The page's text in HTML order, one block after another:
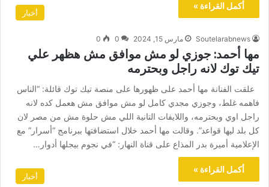
أكمل القراءة »
أخبار
Soutelarabnews مارس 15, 2024 0
0
مها أحمد: جوزي لو مش موافق مش هظهر علي
تيك توك لانه راجل وبحترمه
علقت الفنانة مها أحمد على ظهورها على منصة تيك توك قائلة: “الناس
فاهمه غلط، وجوزي مجدي كامل لو مش موافق مش هعمل كده لانه
راجل اوي وبحترمه، واللايفات التانية اللي مش حلوة مش من مصر لان
كل بلد ليها قواعد”. وقالت مها أحمد خلال استضافتها ببرنامج “أسرار” مع
الإعلامية أميرة بدر المذاع على قناة النهار: “في نجوم بيجلها أدوار…
أكمل القراءة »
أخبار